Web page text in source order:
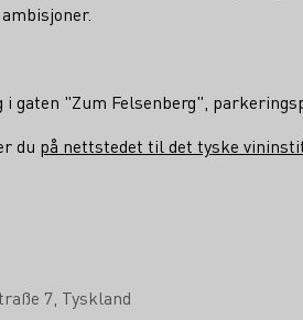
gaten "Zum Felsenberg",
du på nettstedet til det tyske
7 Tyskland